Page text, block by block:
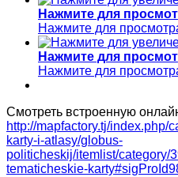
Нажмите для
Нажмите для
Нажмите для
Нажмите для
Смотреть встроенную
http://mapfactory.tj/index.php/
karty-i-atlasy/globus-
politicheskij/itemlist/category/
tematicheskie-